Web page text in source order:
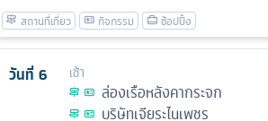
วันที่ 6 เช้า
ล่องเรือหลังคากระจก
บริษัทเจียระไนเพชร